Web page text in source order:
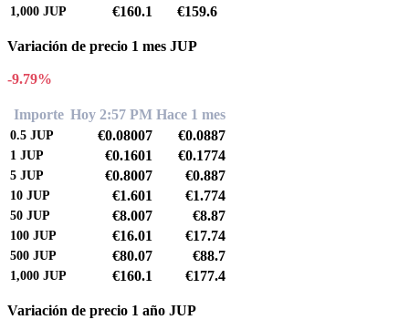
1,000 JUP €160.1 €159.6
Variación de precio 1 mes JUP
-9.79%
Importe Hoy 2:57 PM Hace 1 mes
0.5 JUP €0.08007 €0.0887
1 JUP €0.1601 €0.1774
5 JUP €0.8007 €0.887
10 JUP €1.601 €1.774
50 JUP €8.007 €8.87
100 JUP €16.01 €17.74
500 JUP €80.07 €88.7
1,000 JUP €160.1 €177.4
Variación de precio 1 año JUP